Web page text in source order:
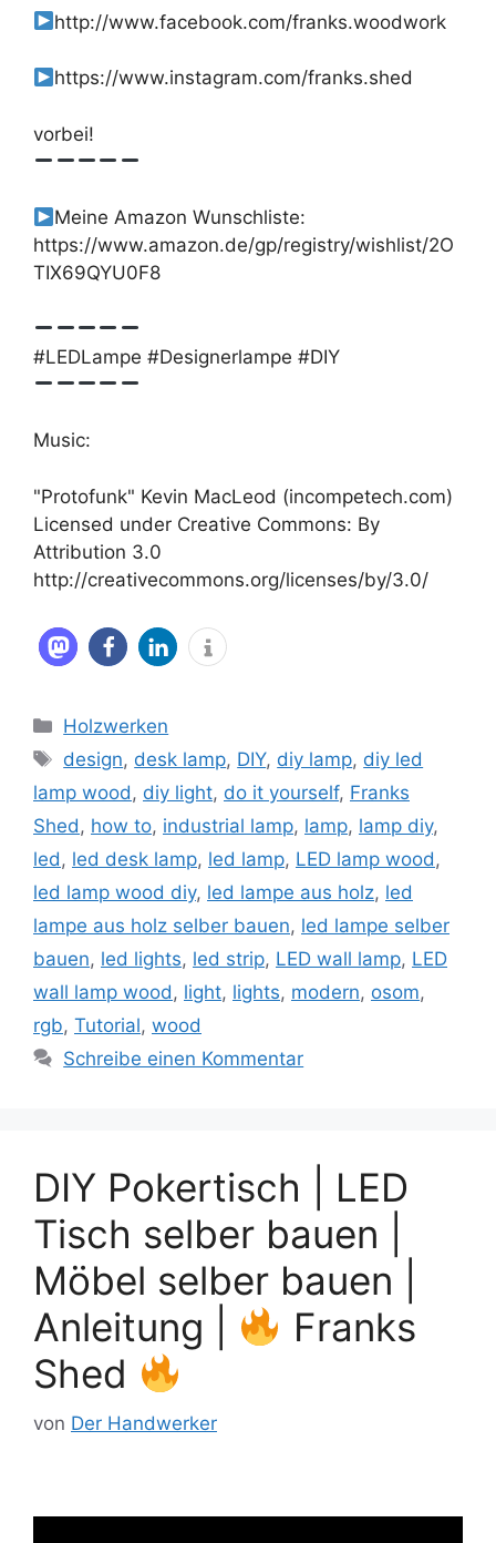
http://www.facebook.com/franks.woodwork
https://www.instagram.com/franks.shed
vorbei!
Meine Amazon Wunschliste:
https://www.amazon.de/gp/registry/wishlist/2O
TIX69QYU0F8
#LEDLampe #Designerlampe #DIY
Music:
"Protofunk" Kevin MacLeod (incompetech.com)
Licensed under Creative Commons: By
Attribution 3.0
http://creativecommons.org/licenses/by/3.0/
Kategorien
Holzwerken
Schlagwörter
design, desk lamp, DIY, diy lamp, diy led
lamp wood, diy light, do it yourself, Franks
Shed, how to, industrial lamp, lamp, lamp diy,
led, led desk lamp, led lamp, LED lamp wood,
led lamp wood diy, led lampe aus holz, led
lampe aus holz selber bauen, led lampe selber
bauen, led lights, led strip, LED wall lamp, LED
wall lamp wood, light, lights, modern, osom,
rgb, Tutorial, wood
Schreibe einen Kommentar
DIY Pokertisch | LED
Tisch selber bauen |
Möbel selber bauen |
Anleitung |
Franks
Shed
von Der Handwerker